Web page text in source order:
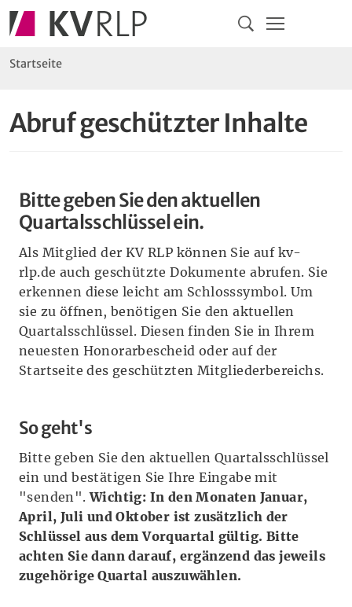
Navigation
Sie sind hier:
Startseite
Abruf geschützter Inhalte
Bitte geben Sie den aktuellen
Quartalsschlüssel ein.
Als Mitglied der KV RLP können Sie auf kv-
rlp.de auch geschützte Dokumente abrufen. Sie
erkennen diese leicht am Schlosssymbol. Um
sie zu öffnen, benötigen Sie den aktuellen
Quartalsschlüssel. Diesen finden Sie in Ihrem
neuesten Honorarbescheid oder auf der
Startseite des geschützten Mitgliederbereichs.
So geht's
Bitte geben Sie den aktuellen Quartalsschlüssel
ein und bestätigen Sie Ihre Eingabe mit
"senden".Wichtig: In den Monaten Januar,
April, Juli und Oktober ist zusätzlich der
Schlüssel aus dem Vorquartal gültig. Bitte
achten Sie dann darauf, ergänzend das jeweils
zugehörige Quartal auszuwählen.